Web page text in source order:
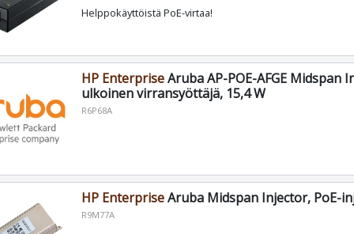
Helppokäyttöistä PoE-virtaa!
HP EnterpriseAruba AP-POE-AFGE Midspan
ulkoinen virransyöttäjä, 15,4 W
R6P68A
HP EnterpriseAruba Midspan Injector, PoE-
R9M77A